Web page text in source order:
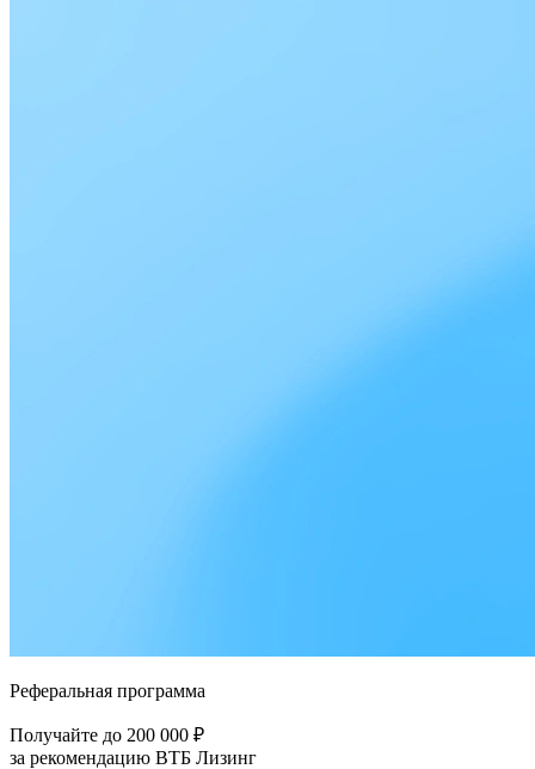
Реферальная программа
Получайте до 200 000 ₽
за рекомендацию ВТБ Лизинг